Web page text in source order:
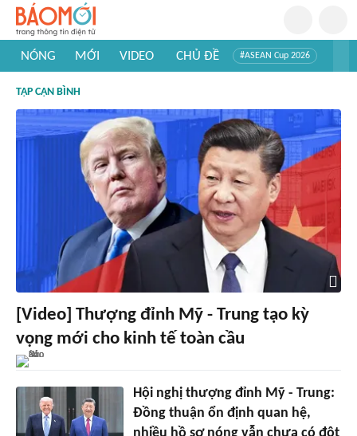
NÓNG MỚI VIDEO CHỦ ĐỀ #ASEAN Cup 2026
#Khám phá thế giới
TẬP CẬN BÌNH
[Video] Thượng đỉnh Mỹ - Trung tạo kỳ
vọng mới cho kinh tế toàn cầu
Hội nghị thượng đỉnh Mỹ - Trung:
Đồng thuận ổn định quan hệ,
nhiều hồ sơ nóng vẫn chưa có đột